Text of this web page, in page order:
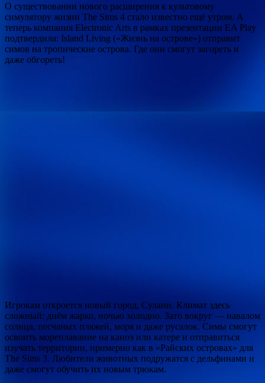
О существовании нового расширения к культовому
симулятору жизни The Sims 4 стало известно ещё утром. А
теперь компания Electronic Arts в рамках презентации EA Play
подтвердила: Island Living («Жизнь на острове») отправит
симов на тропические острова. Где они смогут загореть и
даже обгореть!
Игрокам откроется новый город, Сулани. Климат здесь
сложный: днём жарко, ночью холодно. Зато вокруг — навалом
солнца, песчаных пляжей, моря и даже русалок. Симы смогут
освоить мореплавание на каноэ или катере и отправиться
изучать территории, примерно как в «Райских островах» для
The Sims 3. Любители животных подружатся с дельфинами и
даже смогут обучить их новым трюкам.